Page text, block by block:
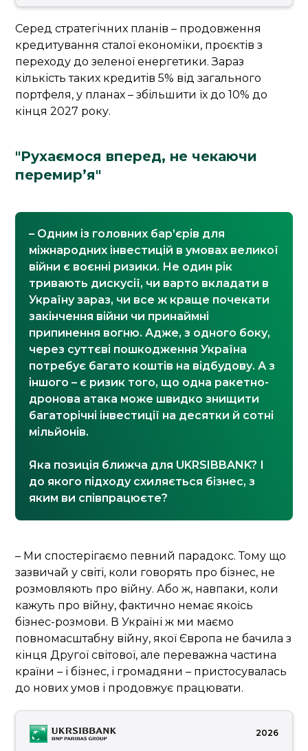
Серед стратегічних планів – продовження
кредитування сталої економіки, проєктів з
переходу до зеленої енергетики. Зараз
кількість таких кредитів 5% від загального
портфеля, у планах – збільшити їх до 10% до
кінця 2027 року.
"Рухаємося вперед, не чекаючи
перемир’я"
– Одним із головних бар’єрів для
міжнародних інвестицій в умовах великої
війни є воєнні ризики. Не один рік
тривають дискусії, чи варто вкладати в
Україну зараз, чи все ж краще почекати
закінчення війни чи принаймні
припинення вогню. Адже, з одного боку,
через суттєві пошкодження Україна
потребує багато коштів на відбудову. А з
іншого – є ризик того, що одна ракетно-
дронова атака може швидко знищити
багаторічні інвестиції на десятки й сотні
мільйонів.
Яка позиція ближча для UKRSIBBANK? І
до якого підходу схиляється бізнес, з
яким ви співпрацюєте?
– Ми спостерігаємо певний парадокс. Тому що
зазвичай у світі, коли говорять про бізнес, не
розмовляють про війну. Або ж, навпаки, коли
кажуть про війну, фактично немає якоїсь
бізнес-розмови. В Україні ж ми маємо
повномасштабну війну, якої Європа не бачила з
кінця Другої світової, але переважна частина
країни – і бізнес, і громадяни – пристосувалась
до нових умов і продовжує працювати.
2026